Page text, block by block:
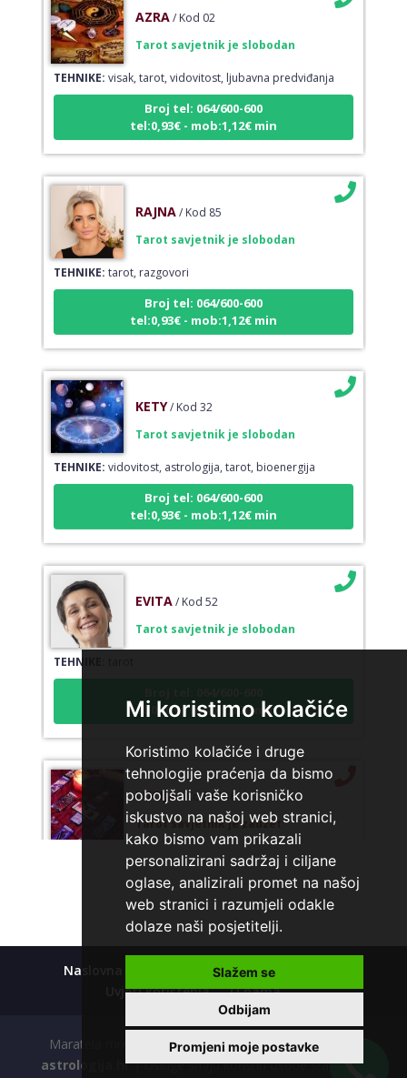
Mi koristimo kolačiće
Koristimo kolačiće i druge
tehnologije praćenja da bismo
poboljšali vaše korisničko
iskustvo na našoj web stranici,
kako bismo vam prikazali
personalizirani sadržaj i ciljane
oglase, analizirali promet na našoj
web stranici i razumjeli odakle
dolaze naši posjetitelji.
Slažem se
Odbijam
Promjeni moje postavke
AZRA / Kod 02
Tarot savjetnik je slobodan
TEHNIKE:visak, tarot, vidovitost, ljubavna predviđanja
Broj tel: 064/600-600
tel:0,93€ - mob:1,12€ min
RAJNA / Kod 85
Tarot savjetnik je slobodan
TEHNIKE:tarot, razgovori
Broj tel: 064/600-600
tel:0,93€ - mob:1,12€ min
KETY / Kod 32
Tarot savjetnik je slobodan
TEHNIKE:vidovitost, astrologija, tarot, bioenergija
Broj tel: 064/600-600
tel:0,93€ - mob:1,12€ min
EVITA / Kod 52
Tarot savjetnik je slobodan
TEHNIKE:
tel:0,93€ - mob:1,12€ min
LUCIJA / Kod #136
Tarot savjetnik je zauzet
sudbinske karte, anđeoske poruke
Broj tel: 064/600-600
tel:0,93€ - mob:1,12€ min
Tarot savjetnik je zauzet
TEHNIKE:
numerologija, anđeoski i ljubavni tarot, visak, yi
ching, knjiga promjena mudrosti, rune, izrada runskih
Naslovna
Polica privatnosti
Uvjeti korištenja
O nama
Maratela mreže d.o.o., 072700700, +18 Copyright Ⓒ
astrologija.hr| Usluge smiju koristiti osobe starije od